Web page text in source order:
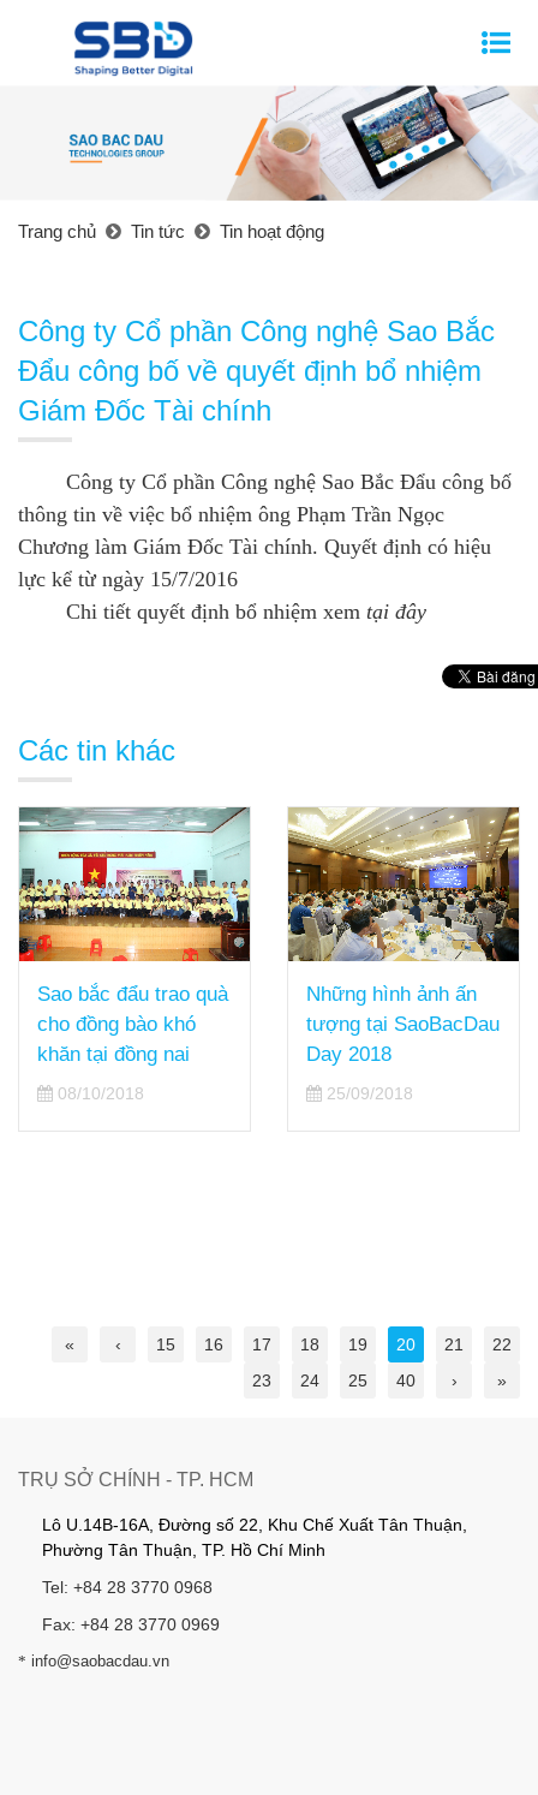
Trang chủ Tin tức Tin hoạt động
Công ty Cổ phần Công nghệ Sao Bắc
Đẩu công bố về quyết định bổ nhiệm
Giám Đốc Tài chính
Công ty Cổ phần Công nghệ Sao Bắc Đẩu công bố
thông tin về việc bổ nhiệm ông Phạm Trần Ngọc
Chương làm Giám Đốc Tài chính. Quyết định có hiệu
lực kể từ ngày 15/7/2016
Chi tiết quyết định bổ nhiệm xem tại đây
Các tin khác
Sao bắc đẩu trao quà
cho đồng bào khó
khăn tại đồng nai
08/10/2018
Những hình ảnh ấn
tượng tại SaoBacDau
Day 2018
25/09/2018
« ‹ 15 16 17 18 19 20 21
22
23
24 25 40 › »
TRỤ SỞ CHÍNH - TP. HCM
Lô U.14B-16A, Đường số 22, Khu Chế Xuất Tân Thuận,
Phường Tân Thuận, TP. Hồ Chí Minh
Tel: +84 28 3770 0968
Fax: +84 28 3770 0969
* info@saobacdau.vn